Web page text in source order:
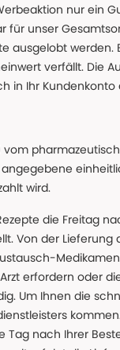
nur ein
für unser
ausgelobt werden.
verfällt. Die
in Ihr Kundenkonto
vom
wird.
die Freitag
Von der
erfordern oder
Um Ihnen die
nach Ihrer